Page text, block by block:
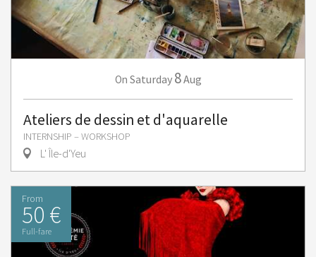
On Saturday 8Aug
Ateliers de dessin et d'aquarelle
INTERNSHIP – WORKSHOP
L' Île-d'Yeu
From
50 €
Full-fare